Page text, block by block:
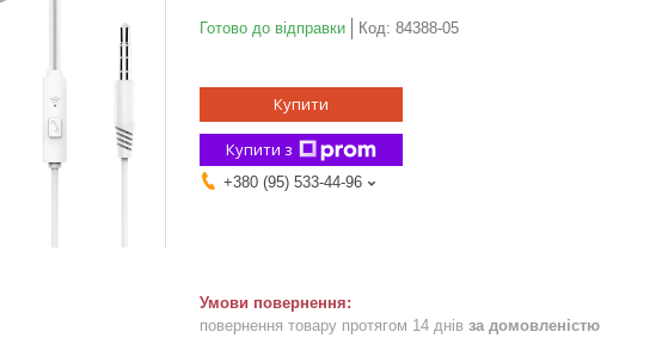
Готово до відправки Код: 84388-05
Купити
Купити з
+380 (95) 533-44-96
повернення товару протягом 14 днів за домовленістю